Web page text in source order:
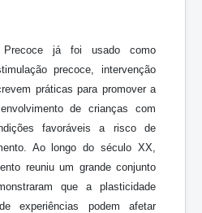
Precoce já foi usado como
precoce, intervenção
práticas para promover a
de crianças com
favoráveis a risco de
Ao longo do século XX,
reuniu um grande conjunto
que a plasticidade
experiências podem afetar